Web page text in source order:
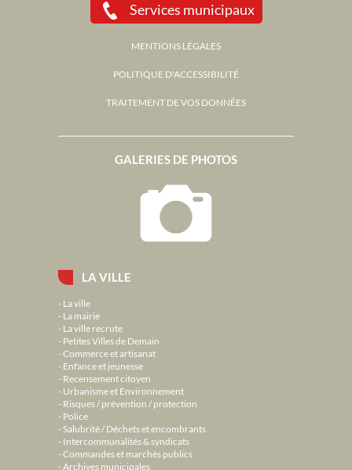
LA VILLE
La ville
La mairie
La ville recrute
Petites Villes de Demain
Commerce et artisanat
Enfance et jeunesse
Recensement citoyen
Urbanisme et Environnement
Risques / prévention / protection
Police
Salubrité / Déchets et encombrants
Intercommunalités & syndicats
Commandes et marchés publics
Archives municipales
GALERIES DE PHOTOS
Services municipaux
MENTIONS LÉGALES
POLITIQUE D'ACCESSIBILITÉ
TRAITEMENT DE VOS DONNÉES